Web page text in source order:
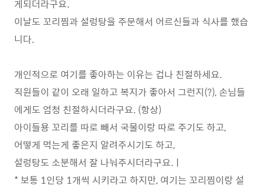
게되더라구요.
이날도 꼬리찜과 설렁탕을 주문해서 어르신들과 식사를 했습
니다.
개인적으로 여기를 좋아하는 이유는 겁나 친절하세요.
직원들이 같이 오래 일하고 복지가 좋아서 그런지(?), 손님들
에게도 엄청 친절하시더라구요. (항상)
아이들용 꼬리를 따로 빼서 국물이랑 따로 주기도 하고,
어떻게 먹는게 좋은지 알려주시기도 하고,
설렁탕도 소분해서 잘 나눠주시더라구요.ㅣ
* 보통 1인당 1개씩 시키라고 하지만, 여기는 꼬리찜이랑 설